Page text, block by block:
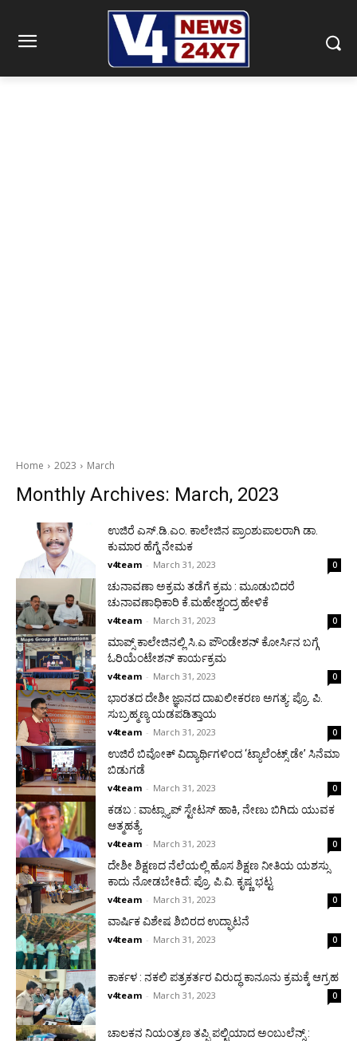
Home 2023 March
Monthly Archives: March, 2023
ಉಜಿರೆ ಎಸ್.ಡಿ.ಎಂ. ಕಾಲೇಜಿನ ಪ್ರಾಂಶುಪಾಲರಾಗಿ ಡಾ.
ಕುಮಾರ ಹೆಗ್ಡೆ ನೇಮಕ
v4team - March 31, 2023 0
ಚುನಾವಣಾ ಅಕ್ರಮ ತಡೆಗೆ ಕ್ರಮ : ಮೂಡುಬಿದರೆ
ಚುನಾವಣಾಧಿಕಾರಿ ಕೆ.ಮಹೇಶ್ಚಂದ್ರ ಹೇಳಿಕೆ
v4team - March 31, 2023 0
ಮಾಪ್ಸ್ ಕಾಲೇಜಿನಲ್ಲಿ ಸಿ.ಎ ಪೌಂಡೇಶನ್ ಕೋರ್ಸಿನ ಬಗ್ಗೆ
ಓರಿಯೆಂಟೇಶನ್ ಕಾರ್ಯಕ್ರಮ
v4team - March 31, 2023 0
ಭಾರತದ ದೇಶೀ ಜ್ಞಾನದ ದಾಖಲೀಕರಣ ಅಗತ್ಯ: ಪ್ರೊ. ಪಿ.
ಸುಬ್ರಹ್ಮಣ್ಯ ಯಡಪಡಿತ್ತಾಯ
v4team - March 31, 2023 0
ಉಜಿರೆ ಬಿವೋಕ್‌ ವಿದ್ಯಾರ್ಥಿಗಳಿಂದ ‘ಟ್ಯಾಲೆಂಟ್ಸ್ ಡೇ’ ಸಿನೆಮಾ
ಬಿಡುಗಡೆ
v4team - March 31, 2023 0
ಕಡಬ : ವಾಟ್ಸ್ಯಾಪ್ ಸ್ಟೇಟಸ್ ಹಾಕಿ, ನೇಣು ಬಿಗಿದು ಯುವಕ
ಆತ್ಮಹತ್ಯೆ ‌
v4team - March 31, 2023 0
ದೇಶೀ ಶಿಕ್ಷಣದ ನೆಲೆಯಲ್ಲಿ ಹೊಸ ಶಿಕ್ಷಣ ನೀತಿಯ ಯಶಸ್ಸು
ಕಾದು ನೋಡಬೇಕಿದೆ: ಪ್ರೊ. ಪಿ.ವಿ. ಕೃಷ್ಣ ಭಟ್ಟ
v4team - March 31, 2023 0
ವಾರ್ಷಿಕ ವಿಶೇಷ ಶಿಬಿರದ ಉದ್ಘಾಟನೆ
v4team - March 31, 2023 0
ಕಾರ್ಕಳ : ನಕಲಿ ಪತ್ರಕರ್ತರ ವಿರುದ್ಧ ಕಾನೂನು ಕ್ರಮಕ್ಕೆ ಆಗ್ರಹ
v4team - March 31, 2023 0
ಚಾಲಕನ ನಿಯಂತ್ರಣ ತಪ್ಪಿ ಪಲ್ಟಿಯಾದ ಅಂಬುಲೆನ್ಸ್ :